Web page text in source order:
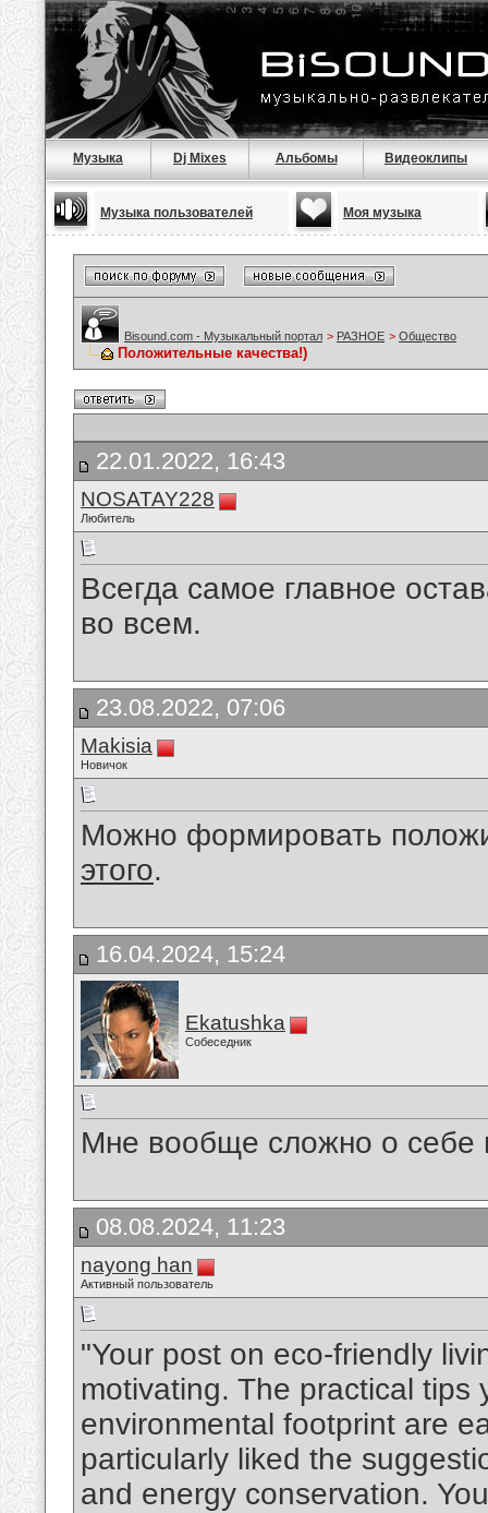
Музыка Dj Mixes Альбомы Видеоклипы
Музыка пользователей Моя музыка
Bisound.com - Музыкальный портал > РАЗНОЕ > Общество
Положительные качества!)
22.01.2022, 16:43
NOSATAY228
Любитель
Всегда самое главное
во всем.
23.08.2022, 07:06
Makisia
Новичок
Можно формировать
этого.
16.04.2024, 15:24
Ekatushka
Собеседник
Мне вообще сложно о себе
08.08.2024, 11:23
nayong han
Активный пользователь
"Your post on eco-friendly
motivating. The practical
environmental footprint are
particularly liked the
and energy conservation.